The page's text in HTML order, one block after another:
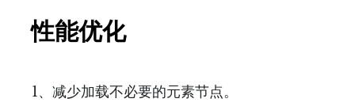
性能优化
1、减少加载不必要的元素节点。